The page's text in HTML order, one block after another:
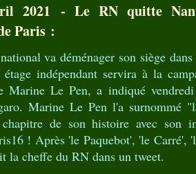
2021 - Le RN quitte
Paris :
va déménager son siège
indépendant servira à la
Marine Le Pen, a indiqué
Marine Le Pen l'a surnommé
de son histoire avec son
! Après 'le Paquebot', 'le Carré',
la cheffe du RN dans un tweet.